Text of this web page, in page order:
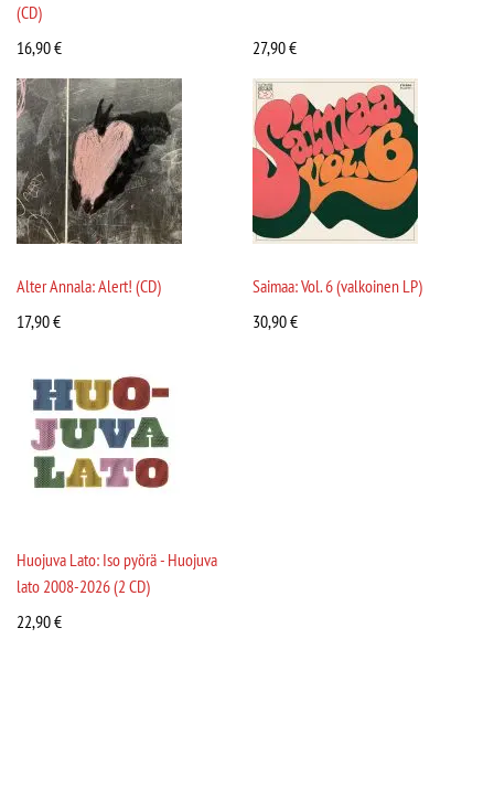
(CD)
16,90€ 27,90€
Alter Annala: Alert! (CD)
17,90€
Saimaa: Vol. 6 (valkoinen LP)
30,90€
Huojuva Lato: Iso pyörä - Huojuva
lato 2008-2026 (2 CD)
22,90€